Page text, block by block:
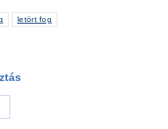
letört fog